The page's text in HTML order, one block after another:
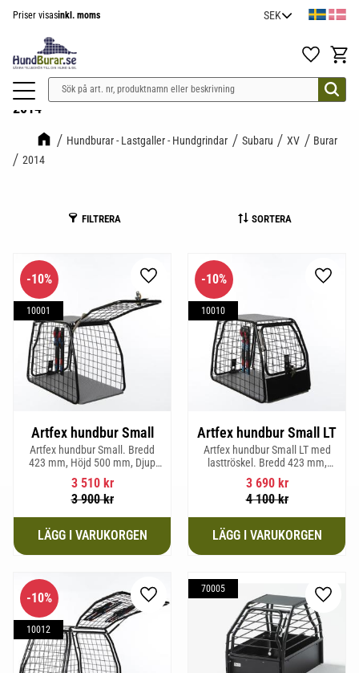
Priser visasinkl. moms
Favoriter
2014
Hundburar - Lastgaller - Hundgrindar Subaru XV
Burar
2014
FILTRERA SORTERA
Artfex hundbur Small
Artfex hundbur Small. Bredd
423 mm, Höjd 500 mm, Djup
670 mm och vikt 12,1 kg.
3 510kr
3 900kr
10%
10001
Lägg till i favoriter
Artfex hundbur Small LT
Artfex hundbur Small LT med
lasttröskel. Bredd 423 mm,
Höjd 500 mm, Djup 670 mm
och Vikt 12,9 kg.
3 690kr
4 100kr
10%
10010
Lägg
10%
10012
Lägg till i favoriter
70005
Lägg